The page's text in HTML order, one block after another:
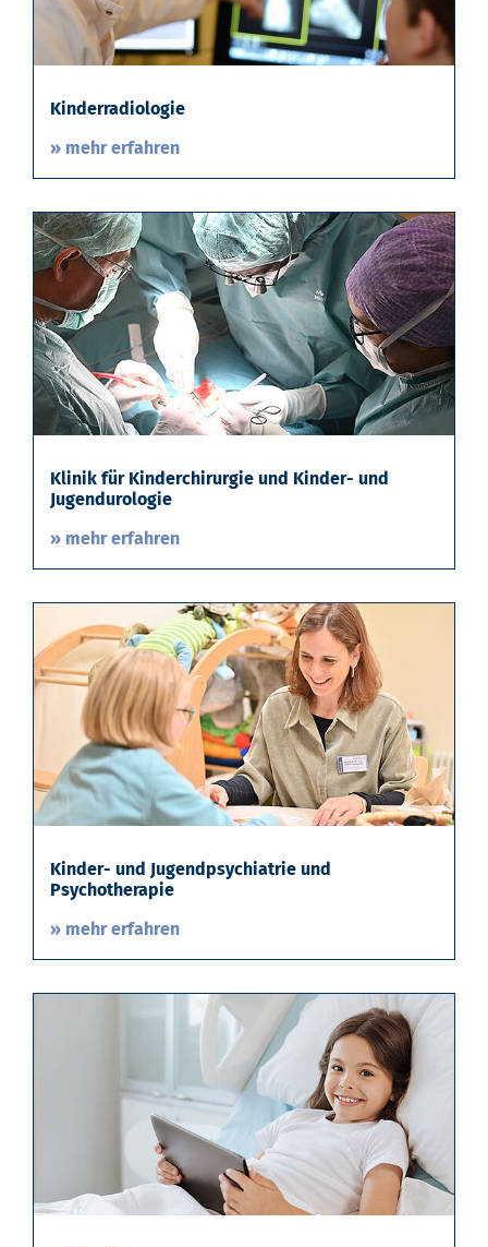
Kinderradiologie
» mehr erfahren
Klinik für Kinderchirurgie und Kinder- und
Jugendurologie
» mehr erfahren
Kinder- und Jugendpsychiatrie und
Psychotherapie
» mehr erfahren